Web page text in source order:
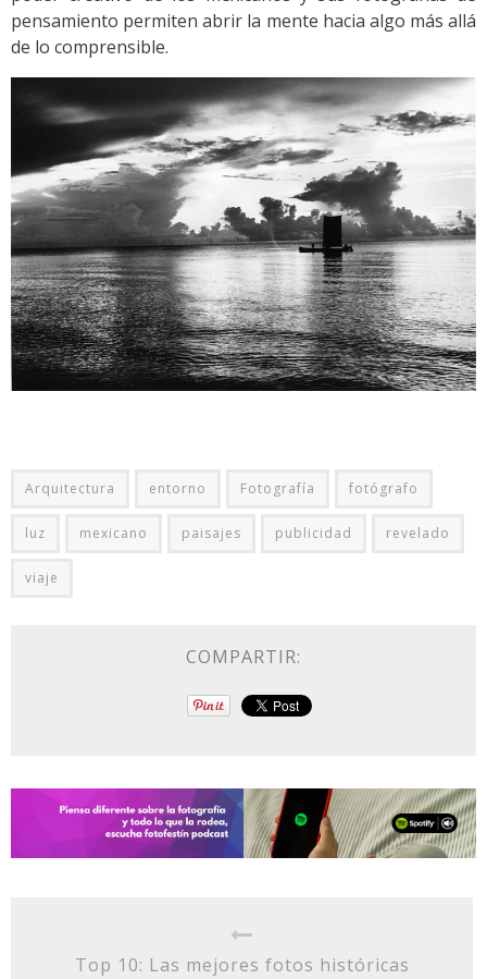
pensamiento permiten abrir la mente hacia algo más allá
de lo comprensible.
Arquitectura entorno Fotografía fotógrafo
luz mexicano paisajes publicidad revelado
viaje
COMPARTIR:
Top 10: Las mejores fotos históricas